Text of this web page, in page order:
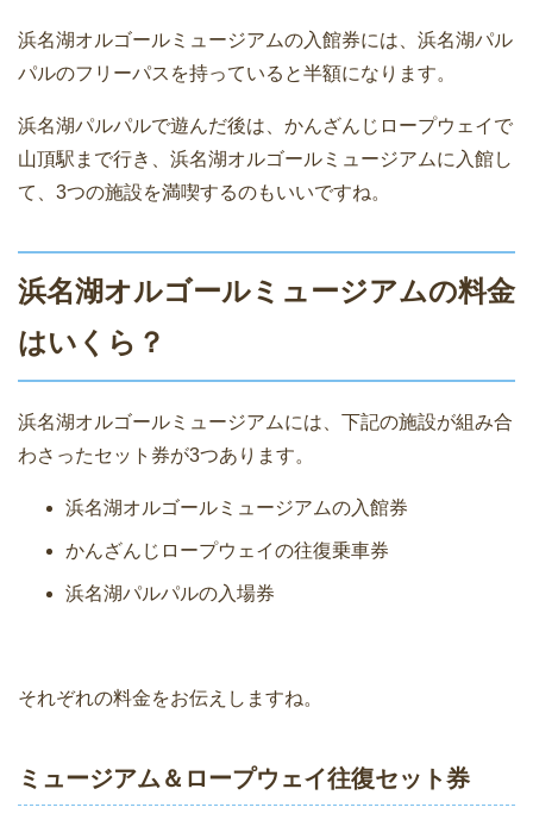
浜名湖オルゴールミュージアムの入館券には、浜名湖パル
パルのフリーパスを持っていると半額になります。
浜名湖パルパルで遊んだ後は、かんざんじロープウェイで
山頂駅まで行き、浜名湖オルゴールミュージアムに入館し
て、3つの施設を満喫するのもいいですね。
浜名湖オルゴールミュージアムの料金
はいくら？
浜名湖オルゴールミュージアムには、下記の施設が組み合
わさったセット券が3つあります。
浜名湖オルゴールミュージアムの入館券
かんざんじロープウェイの往復乗車券
浜名湖パルパルの入場券
それぞれの料金をお伝えしますね。
ミュージアム＆ロープウェイ往復セット券